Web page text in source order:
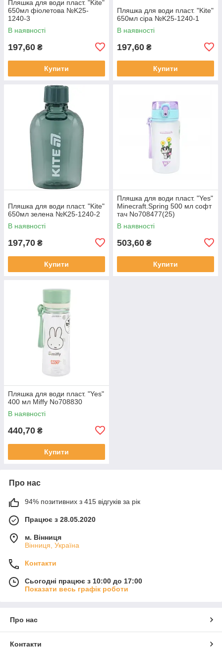
Пляшка для води пласт. "Kite"
650мл фіолетова №K25-
1240-3
В наявності
197,60 ₴
Купити
Пляшка для води пласт. "Kite"
650мл сіра №K25-1240-1
В наявності
197,60 ₴
Купити
Пляшка для води пласт. "Kite"
650мл зелена №K25-1240-2
В наявності
197,70 ₴
Купити
Пляшка для води пласт. "Yes"
Minecraft.Spring 500 мл софт
тач No708477(25)
В наявності
503,60 ₴
Купити
Пляшка для води пласт. "Yes"
400 мл Miffy No708830
В наявності
440,70 ₴
Купити
Про нас
94% позитивних з 415 відгуків за рік
Працює з 28.05.2020
м. Вінниця
Вінниця, Україна
Контакти
Сьогодні працює з 10:00 до 17:00
Показати весь графік роботи
Про нас
Контакти